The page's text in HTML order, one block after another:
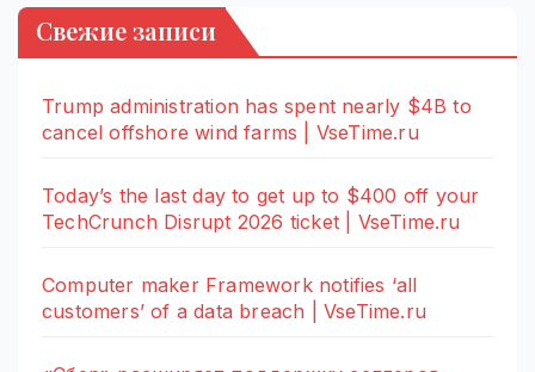
Свежие записи
Trump administration has spent nearly $4B to
cancel offshore wind farms | VseTime.ru
Today’s the last day to get up to $400 off your
TechCrunch Disrupt 2026 ticket | VseTime.ru
Computer maker Framework notifies ‘all
customers’ of a data breach | VseTime.ru